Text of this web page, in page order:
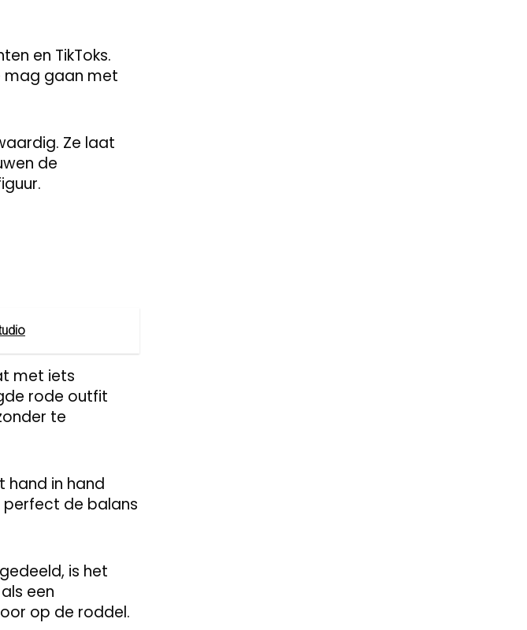
en TikToks.
mag gaan met
Ze laat
de
met iets
rode outfit
te
hand in hand
de balans
is het
een
op de roddel.